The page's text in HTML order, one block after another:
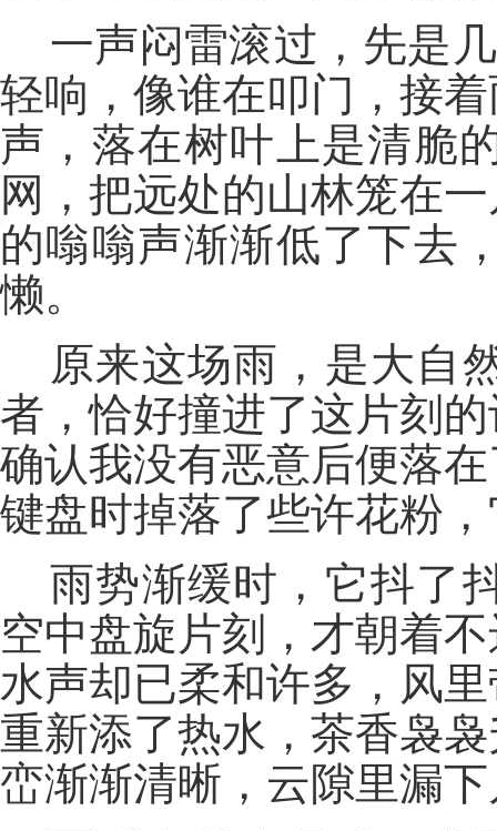
一声闷雷滚过，先是
轻响，像谁在叩门，接
声，落在树叶上是清脆
网，把远处的山林笼在
的嗡嗡声渐渐低了下去
懒。
原来这场雨，是大自
者，恰好撞进了这片刻
确认我没有恶意后便落
键盘时掉落了些许花粉
雨势渐缓时，它抖了
空中盘旋片刻，才朝着
水声却已柔和许多，风
重新添了热水，茶香袅
峦渐渐清晰，云隙里漏